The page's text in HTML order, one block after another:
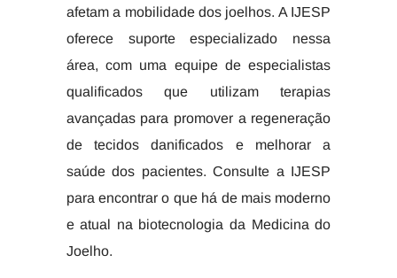
afetam a mobilidade dos joelhos. A IJESP
oferece suporte especializado nessa
área, com uma equipe de especialistas
qualificados que utilizam terapias
avançadas para promover a regeneração
de tecidos danificados e melhorar a
saúde dos pacientes. Consulte a IJESP
para encontrar o que há de mais moderno
e atual na biotecnologia da Medicina do
Joelho.